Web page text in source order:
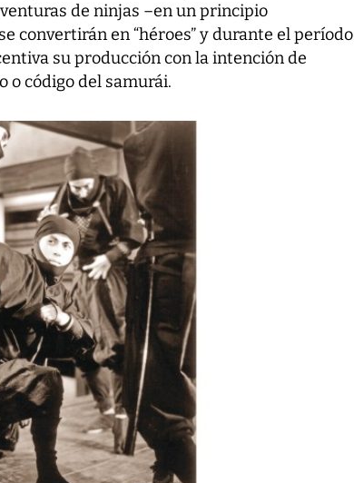
de ninjas –en un principio
convertirán en “héroes” y durante el período
su producción con la intención de
o código del samurái.